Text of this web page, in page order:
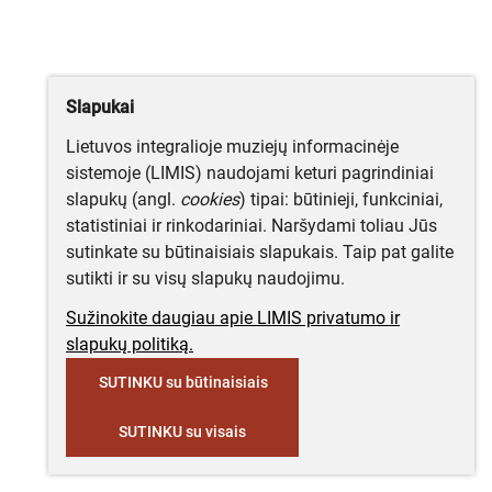
Slapukai
Lietuvos integralioje muziejų informacinėje
sistemoje (LIMIS) naudojami keturi pagrindiniai
slapukų (angl. cookies) tipai: būtinieji, funkciniai,
statistiniai ir rinkodariniai. Naršydami toliau Jūs
sutinkate su būtinaisiais slapukais. Taip pat galite
sutikti ir su visų slapukų naudojimu.
Sužinokite daugiau apie LIMIS privatumo ir
slapukų politiką.
SUTINKU su būtinaisiais
SUTINKU su visais